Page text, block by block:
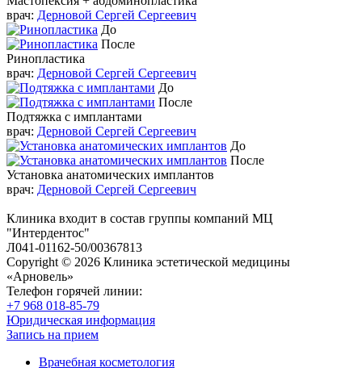
врач: Дерновой Сергей Сергеевич
До
После
Ринопластика
врач: Дерновой Сергей Сергеевич
До
После
Подтяжка с имплантами
врач: Дерновой Сергей Сергеевич
До
После
Установка анатомических имплантов
врач: Дерновой Сергей Сергеевич
Клиника входит в состав группы компаний МЦ
"Интердентос"
Л041-01162-50/00367813
Copyright © 2026 Клиника эстетической медицины
«Арновель»
Телефон горячей линии:
+7 968 018-85-79
Юридическая информация
Запись на прием
Врачебная косметология